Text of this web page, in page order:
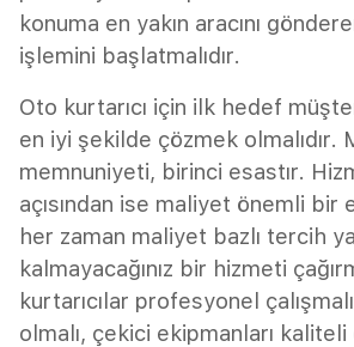
konuma en yakın aracını
işlemini başlatmalıdır.
Oto kurtarıcı için ilk hedef
en iyi şekilde çözmek olmalıdır.
memnuniyeti, birinci esastır.
açısından ise maliyet önemli bir
her zaman maliyet bazlı tercih
kalmayacağınız bir hizmeti
kurtarıcılar profesyonel
olmalı, çekici ekipmanları kaliteli